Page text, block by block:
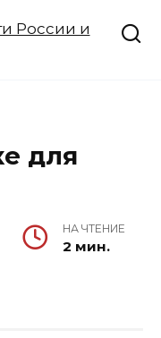
для
НА ЧТЕНИЕ
2 мин.